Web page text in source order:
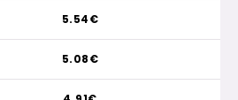
5.54€
5.08€